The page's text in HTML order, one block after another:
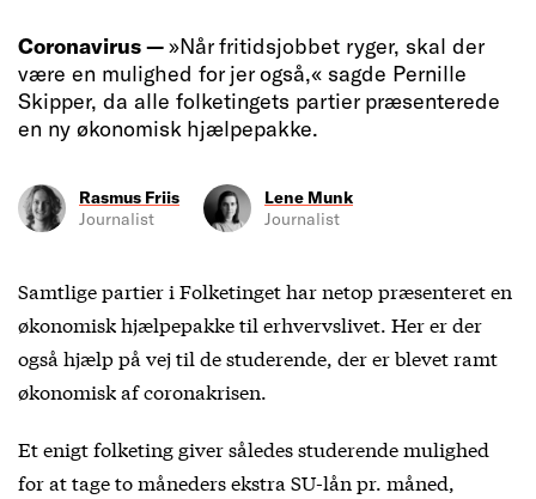
Coronavirus —»Når fritidsjobbet ryger, skal der
være en mulighed for jer også,« sagde Pernille
Skipper, da alle folketingets partier præsenterede
en ny økonomisk hjælpepakke.
Rasmus Friis
Journalist
Lene Munk
Journalist
Samtlige partier i Folketinget har netop præsenteret en
økonomisk hjælpepakke til erhvervslivet. Her er der
også hjælp på vej til de studerende, der er blevet ramt
økonomisk af coronakrisen.
Et enigt folketing giver således studerende mulighed
for at tage to måneders ekstra SU-lån pr. måned,